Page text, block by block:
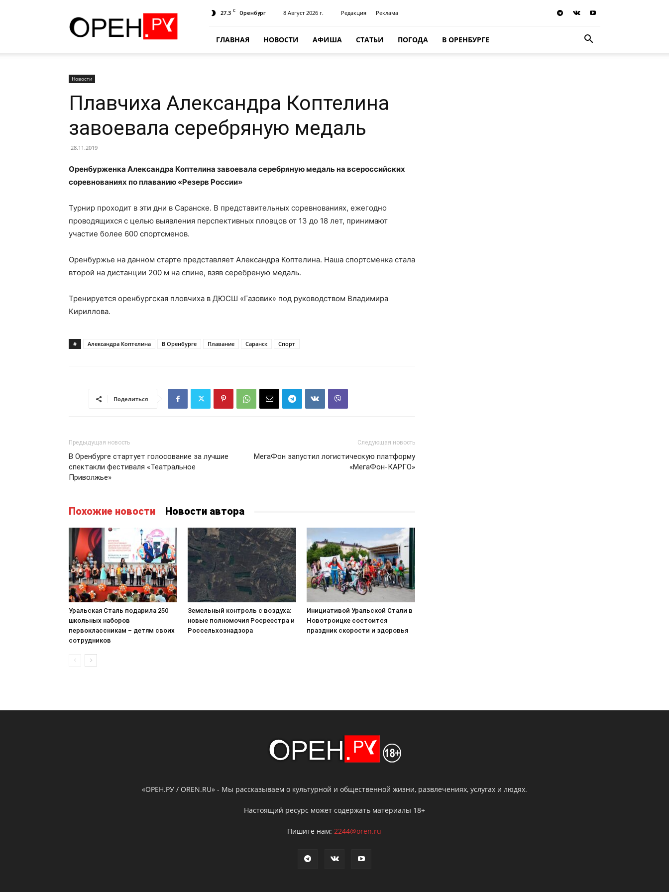
27.3 C Оренбург 8 Август 2026 г. Редакция Реклама
ГЛАВНАЯ НОВОСТИ АФИША СТАТЬИ ПОГОДА В ОРЕНБУРГЕ
Новости
Плавчиха Александра Коптелина
завоевала серебряную медаль
28.11.2019
Оренбурженка Александра Коптелина завоевала серебряную медаль на всероссийских
соревнованиях по плаванию «Резерв России»
Турнир проходит в эти дни в Саранске. В представительных соревнованиях, ежегодно
проводящихся с целью выявления перспективных пловцов от 13 до 18 лет, принимают
участие более 600 спортсменов.
Оренбуржье на данном старте представляет Александра Коптелина. Наша спортсменка стала
второй на дистанции 200 м на спине, взяв серебреную медаль.
Тренируется оренбургская пловчиха в ДЮСШ «Газовик» под руководством Владимира
Кириллова.
# Александра Коптелина В Оренбурге Плавание Саранск Спорт
Поделиться
Предыдущая новость
В Оренбурге стартует голосование за лучшие
спектакли фестиваля «Театральное
Приволжье»
Следующая новость
МегаФон запустил логистическую платформу
«МегаФон-КАРГО»
Похожие новости Новости автора
Уральская Сталь подарила 250
школьных наборов
первоклассникам – детям своих
сотрудников
Земельный контроль с воздуха:
новые полномочия Росреестра и
Россельхознадзора
Инициативой Уральской Стали в
Новотроицке состоится
праздник скорости и здоровья
«ОРЕН.РУ / OREN.RU» - Мы рассказываем о культурной и общественной жизни, развлечениях, услугах и людях.
Настоящий ресурс может содержать материалы 18+
Пишите нам:2244@oren.ru